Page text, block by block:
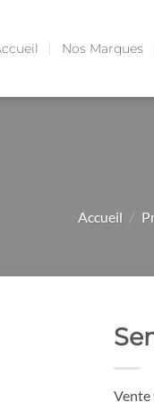
Nos Marques
Accueil /
Vente